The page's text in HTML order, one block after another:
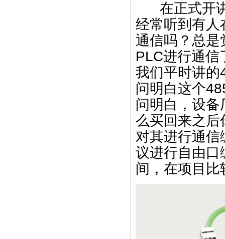
在正式开讲
经常听到有人
通信吗？总
PLC进行通信
我们平时讲的
问明白这个
问明白，设
么买回来之后
对其进行通
议进行自由口
间，在项目